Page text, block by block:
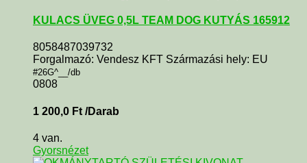
KULACS ÜVEG 0,5L TEAM DOG KUTYÁS 165912
8058487039732
Forgalmazó: Vendesz KFT Származási hely: EU
#26G^__/db
0808
1 200,0 Ft /Darab
4 van.
Gyorsnézet